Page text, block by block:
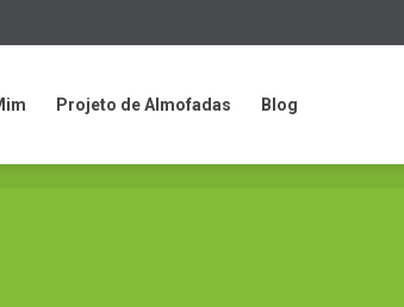
Projeto de Almofadas Blog